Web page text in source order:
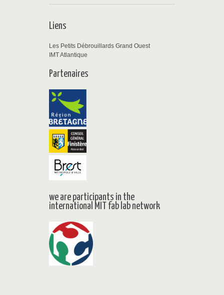
Liens
Les Petits Débrouillards Grand Ouest
IMT Atlantique
Partenaires
we are participants in the
international MIT fab lab network